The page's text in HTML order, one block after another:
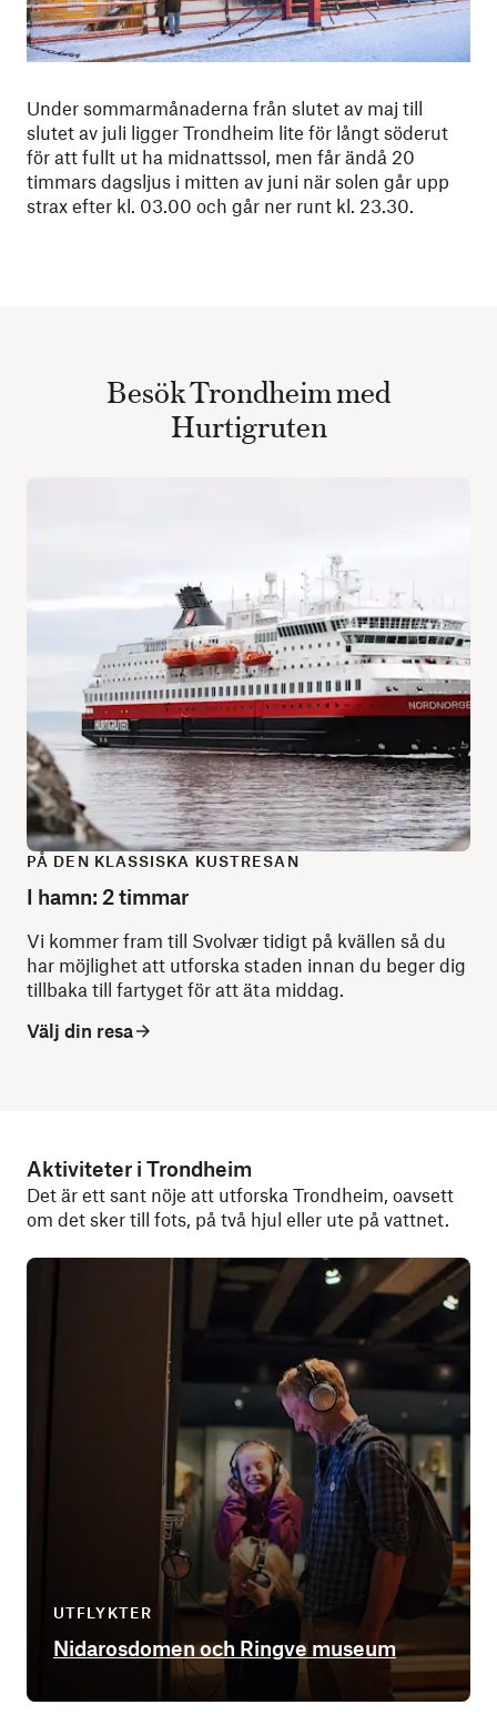
Under sommarmånaderna från slutet av maj till
slutet av juli ligger Trondheim lite för långt söderut
för att fullt ut ha midnattssol, men får ändå 20
timmars dagsljus i mitten av juni när solen går upp
strax efter kl. 03.00 och går ner runt kl. 23.30.
Besök Trondheim med
Hurtigruten
PÅ DEN KLASSISKA KUSTRESAN
I hamn: 2 timmar
Vi kommer fram till Svolvær tidigt på kvällen så du
har möjlighet att utforska staden innan du beger dig
tillbaka till fartyget för att äta middag.
Välj din resa
Aktiviteter i Trondheim
Det är ett sant nöje att utforska Trondheim, oavsett
om det sker till fots, på två hjul eller ute på vattnet.
UTFLYKTER
Nidarosdomen och Ringve museum